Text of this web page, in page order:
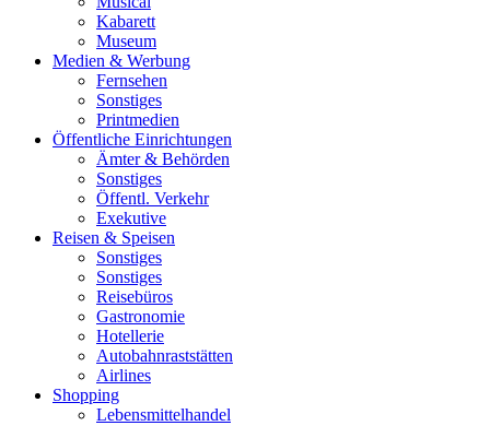
Kabarett
Museum
Medien & Werbung
Fernsehen
Sonstiges
Printmedien
Öffentliche Einrichtungen
Ämter & Behörden
Sonstiges
Öffentl. Verkehr
Exekutive
Reisen & Speisen
Sonstiges
Sonstiges
Reisebüros
Gastronomie
Hotellerie
Autobahnraststätten
Airlines
Shopping
Lebensmittelhandel